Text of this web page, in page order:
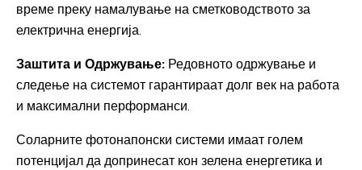
време преку намалување на сметководството за
електрична енергија.
Заштита и Одржување: Редовното одржување и
следење на системот гарантираат долг век на работа
и максимални перформанси.
Соларните фотонапонски системи имаат голем
потенцијал да допринесат кон зелена енергетика и